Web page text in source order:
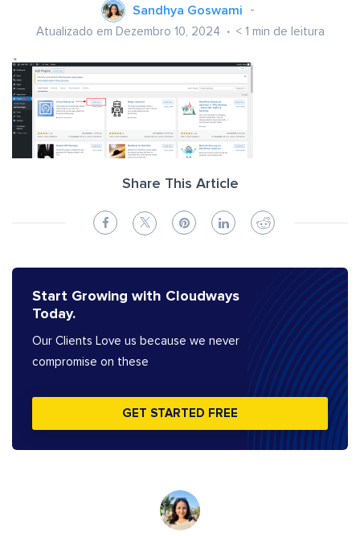
Sandhya Goswami
Atualizado em Dezembro 10, 2024 < 1 min de leitura
Share This Article
Start Growing with Cloudways
Today.
Our Clients Love us because we never
compromise on these
GET STARTED FREE